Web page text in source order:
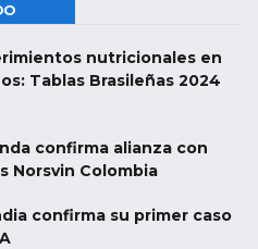
nutricionales en
Tablas Brasileñas 2024
confirma alianza con
Norsvin Colombia
confirma su primer caso